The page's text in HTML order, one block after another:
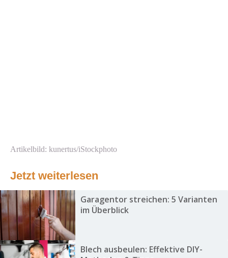
Artikelbild: kunertus/iStockphoto
Jetzt weiterlesen
Garagentor streichen: 5 Varianten
im Überblick
Blech ausbeulen: Effektive DIY-